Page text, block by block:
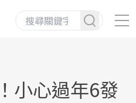
小心過年6發